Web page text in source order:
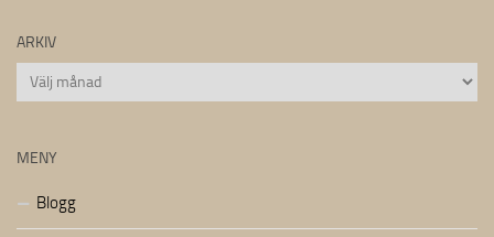
ARKIV
Arkiv
MENY
Blogg